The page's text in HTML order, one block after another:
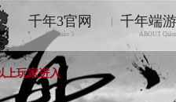
千年3官网
Qiānnián 3
千年端
ABOUT
上玩家进入